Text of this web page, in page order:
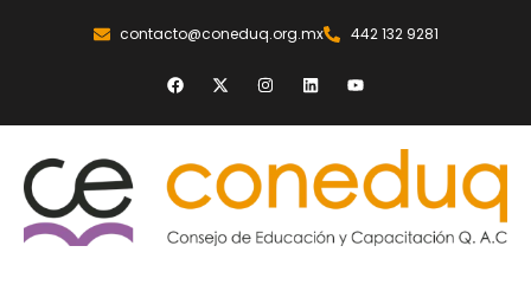
contacto@coneduq.org.mx 442 132 9281